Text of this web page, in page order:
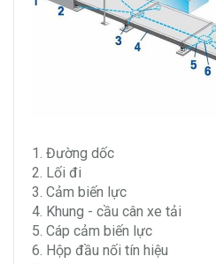
1. Đường dốc
2. Lối đi
3. Cảm biến lực
4. Khung - cầu cân xe tải
5. Cáp cảm biến lực
6. Hộp đầu nối tín hiệu